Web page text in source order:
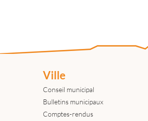
Ville
Conseil municipal
Bulletins municipaux
Comptes-rendus